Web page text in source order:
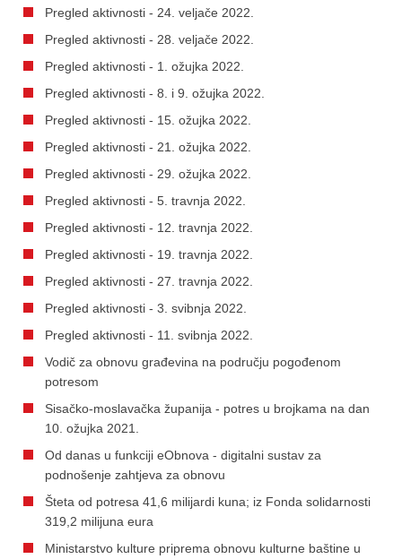
Pregled aktivnosti - 24. veljače 2022.
Pregled aktivnosti - 28. veljače 2022.
Pregled aktivnosti - 1. ožujka 2022.
Pregled aktivnosti - 8. i 9. ožujka 2022.
Pregled aktivnosti - 15. ožujka 2022.
Pregled aktivnosti - 21. ožujka 2022.
Pregled aktivnosti - 29. ožujka 2022.
Pregled aktivnosti - 5. travnja 2022.
Pregled aktivnosti - 12. travnja 2022.
Pregled aktivnosti - 19. travnja 2022.
Pregled aktivnosti - 27. travnja 2022.
Pregled aktivnosti - 3. svibnja 2022.
Pregled aktivnosti - 11. svibnja 2022.
Vodič za obnovu građevina na području pogođenom
potresom
Sisačko-moslavačka županija - potres u brojkama na dan
10. ožujka 2021.
Od danas u funkciji eObnova - digitalni sustav za
podnošenje zahtjeva za obnovu
Šteta od potresa 41,6 milijardi kuna; iz Fonda solidarnosti
319,2 milijuna eura
Ministarstvo kulture priprema obnovu kulturne baštine u